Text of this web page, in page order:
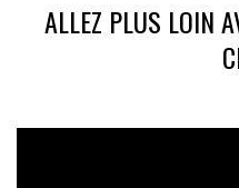
ALLEZ PLUS LOIN